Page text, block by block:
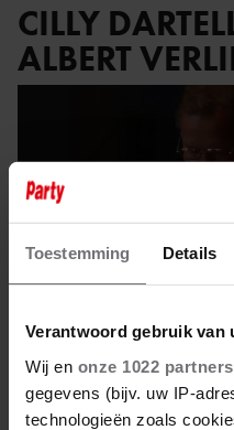
Toestemming Details
Verantwoord gebruik van
Wij en onze 1022 partners
gegevens (bijv. uw IP-
technologieën zoals
CILLY
ALBERT